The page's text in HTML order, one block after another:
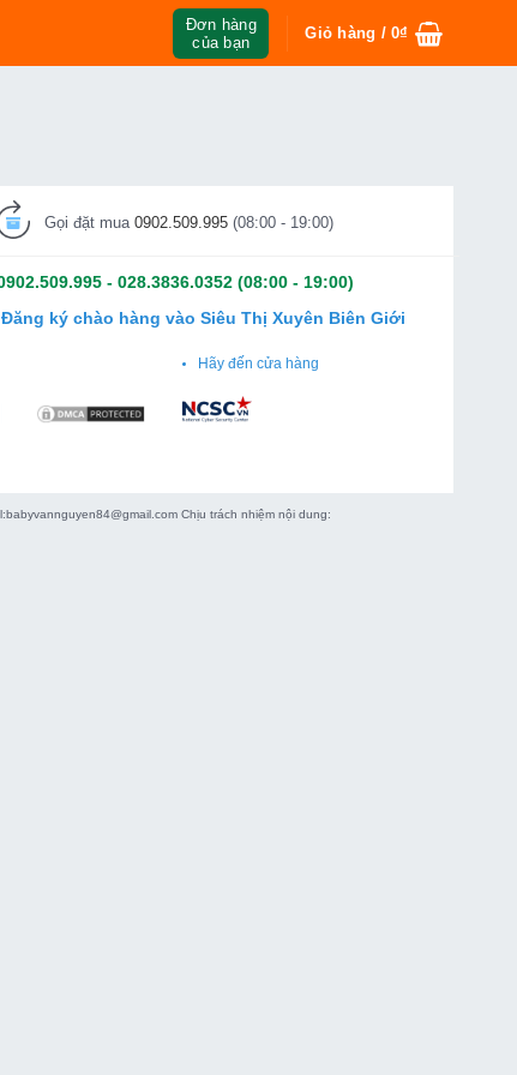
Đơn hàng
của bạn
Giỏ hàng /0₫
Gọi đặt mua 0902.509.995(08:00 - 19:00)
- 028.3836.0352(08:00 - 19:00)
Đăng ký chào hàng vào Siêu Thị Xuyên Biên Giới
Hãy đến cửa hàng
Chịu trách nhiệm nội dung: